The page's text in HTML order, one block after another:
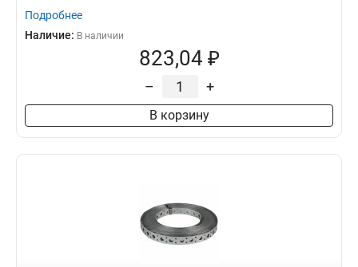
Подробнее
Наличие: В наличии
823,04 ₽
– +
В корзину